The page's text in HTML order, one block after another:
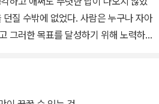
질 수밖에 없었다. 사람은 누구나 자아
그러한 목표를 달성하기 위해 노력하
였다.